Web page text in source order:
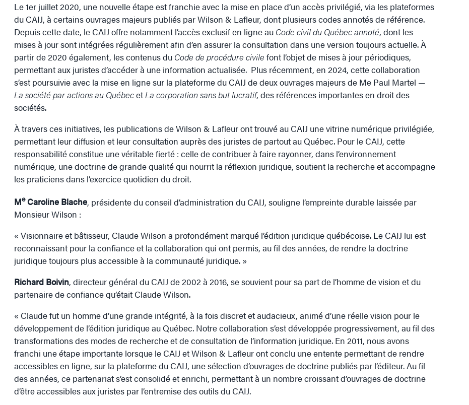
Le 1er juillet 2020, une nouvelle étape est franchie avec la mise en place d’un accès privilégié, via les plateformes
du CAIJ, à certains ouvrages majeurs publiés par Wilson & Lafleur, dont plusieurs codes annotés de référence.
Depuis cette date, le CAIJ offre notamment l’accès exclusif en ligne au Code civil du Québec annoté, dont les
mises à jour sont intégrées régulièrement afin d’en assurer la consultation dans une version toujours actuelle. À
partir de 2020 également, les contenus du Code de procédure civile font l’objet de mises à jour périodiques,
permettant aux juristes d’accéder à une information actualisée. Plus récemment, en 2024, cette collaboration
s’est poursuivie avec la mise en ligne sur la plateforme du CAIJ de deux ouvrages majeurs de Me Paul Martel —
La société par actions au QuébecetLa corporation sans but lucratif, des références importantes en droit des
sociétés.
À travers ces initiatives, les publications de Wilson & Lafleur ont trouvé au CAIJ une vitrine numérique privilégiée,
permettant leur diffusion et leur consultation auprès des juristes de partout au Québec. Pour le CAIJ, cette
responsabilité constitue une véritable fierté : celle de contribuer à faire rayonner, dans l’environnement
numérique, une doctrine de grande qualité qui nourrit la réflexion juridique, soutient la recherche et accompagne
les praticiens dans l’exercice quotidien du droit.
MeCaroline Blache, présidente du conseil d’administration du CAIJ, souligne l’empreinte durable laissée par
Monsieur Wilson :
« Visionnaire et bâtisseur, Claude Wilson a profondément marqué l’édition juridique québécoise. Le CAIJ lui est
reconnaissant pour la confiance et la collaboration qui ont permis, au fil des années, de rendre la doctrine
juridique toujours plus accessible à la communauté juridique. »
Richard Boivin, directeur général du CAIJ de 2002 à 2016, se souvient pour sa part de l’homme de vision et du
partenaire de confiance qu’était Claude Wilson.
« Claude fut un homme d’une grande intégrité, à la fois discret et audacieux, animé d’une réelle vision pour le
développement de l’édition juridique au Québec. Notre collaboration s’est développée progressivement, au fil des
transformations des modes de recherche et de consultation de l’information juridique. En 2011, nous avons
franchi une étape importante lorsque le CAIJ et Wilson & Lafleur ont conclu une entente permettant de rendre
accessibles en ligne, sur la plateforme du CAIJ, une sélection d’ouvrages de doctrine publiés par l’éditeur. Au fil
des années, ce partenariat s’est consolidé et enrichi, permettant à un nombre croissant d’ouvrages de doctrine
d’être accessibles aux juristes par l’entremise des outils du CAIJ.